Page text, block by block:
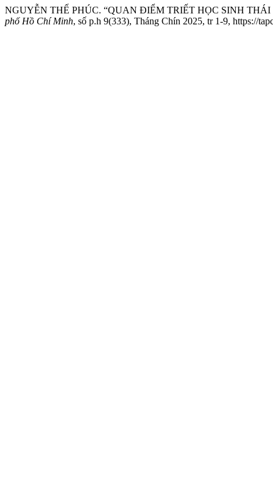
NGUYỄN THẾ PHÚC. “QUAN ĐIỂM TRIẾT HỌC SINH
phố Hồ Chí Minh, số p.h 9(333), Tháng Chín 2025, tr 1-9, https://